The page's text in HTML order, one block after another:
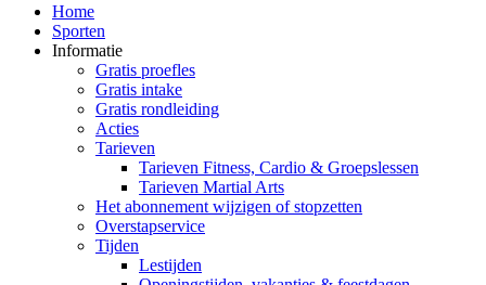
Home
Sporten
Informatie
Gratis proefles
Gratis intake
Gratis rondleiding
Acties
Tarieven
Tarieven Fitness, Cardio & Groepslessen
Tarieven Martial Arts
Het abonnement wijzigen of stopzetten
Overstapservice
Tijden
Lestijden